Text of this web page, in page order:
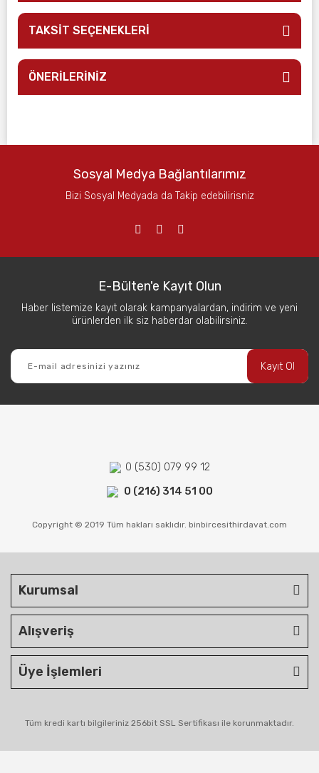
TAKSİT SEÇENEKLERİ
ÖNERİLERİNİZ
Sosyal Medya Bağlantılarımız
Bizi Sosyal Medyada da Takip edebilirisniz
E-Bülten'e Kayıt Olun
Haber listemize kayıt olarak kampanyalardan, indirim ve yeni
ürünlerden ilk siz haberdar olabilirsiniz.
Kayıt Ol
0 (530) 079 99 12
0 (216) 314 51 00
Copyright © 2019 Tüm hakları saklıdır. binbircesithirdavat.com
Kurumsal
Alışveriş
Üye İşlemleri
Tüm kredi kartı bilgileriniz 256bit SSL Sertifikası ile korunmaktadır.